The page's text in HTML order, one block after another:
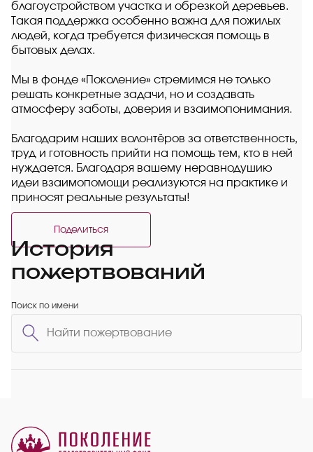
благоустройством участка и обрезкой деревьев.
Такая поддержка особенно важна для пожилых
людей, когда требуется физическая помощь в
бытовых делах.
Мы в фонде «Поколение» стремимся не только
решать конкретные задачи, но и создавать
атмосферу заботы, доверия и взаимопонимания.
Благодарим наших волонтёров за ответственность,
труд и готовность прийти на помощь тем, кто в ней
нуждается. Благодаря вашему неравнодушию
идеи взаимопомощи реализуются на практике и
приносят реальные результаты!
Поделиться
История
пожертвований
Поиск по имени